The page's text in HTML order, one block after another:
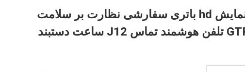
1.46 اینچ 5G دیجیتال گام شمار صفحه نمایش hd باتری سفارشی نظارت بر سلامت
انیمه مچ دست باشگاه ورزشی GTR 3 Pro تلفن هوشمند تماس J12 ساعت دستبند